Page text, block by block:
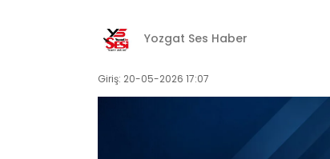
Yozgat Ses Haber
Giriş: 20-05-2026 17:07